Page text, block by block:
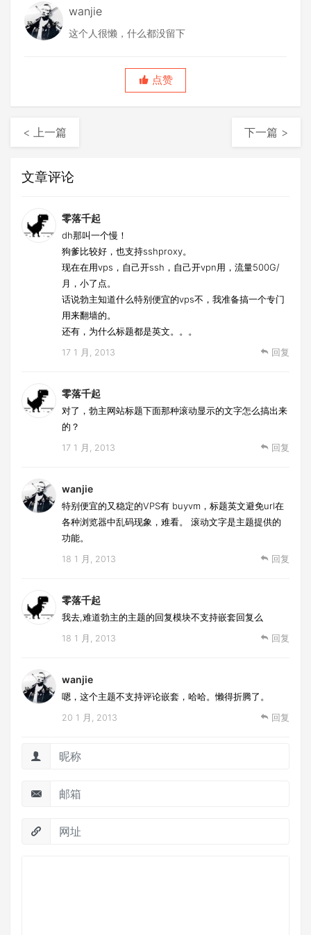
wanjie
这个人很懒，什么都没留下
点赞
< 上一篇 下一篇 >
文章评论
零落千起
dh那叫一个慢！
狗爹比较好，也支持sshproxy。
现在在用vps，自己开ssh，自己开vpn用，流量500G/
月，小了点。
话说勃主知道什么特别便宜的vps不，我准备搞一个专门
用来翻墙的。
还有，为什么标题都是英文。。。
17 1 月, 2013 回复
零落千起
对了，勃主网站标题下面那种滚动显示的文字怎么搞出来
的？
17 1 月, 2013 回复
wanjie
特别便宜的又稳定的VPS有 buyvm，标题英文避免url在
各种浏览器中乱码现象，难看。 滚动文字是主题提供的
功能。
18 1 月, 2013 回复
零落千起
我去,难道勃主的主题的回复模块不支持嵌套回复么
18 1 月, 2013 回复
wanjie
嗯，这个主题不支持评论嵌套，哈哈。懒得折腾了。
20 1 月, 2013 回复